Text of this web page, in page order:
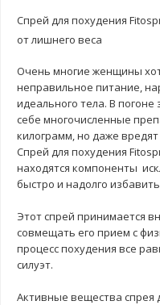
Спрей для похудения
от лишнего веса
Очень многие женщины
неправильное питание,
идеального тела. В
себе многочисленные
килограмм, но даже
Спрей для похудения
находятся компоненты
быстро и надолго
Этот спрей принимается
совмещать его прием с
процесс похудения все
силуэт.
Активные вещества спрея